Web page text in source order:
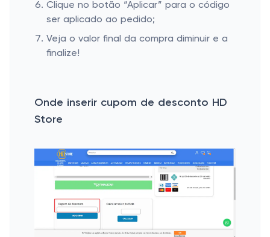
Clique no botão “Aplicar” para o código
ser aplicado ao pedido;
Veja o valor final da compra diminuir e a
finalize!
Onde inserir cupom de desconto HD
Store